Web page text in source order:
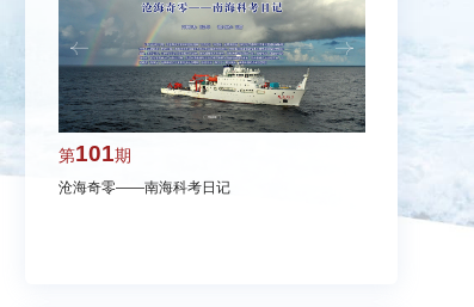
第101期
沧海奇零——南海科考日记
洋大学多措并